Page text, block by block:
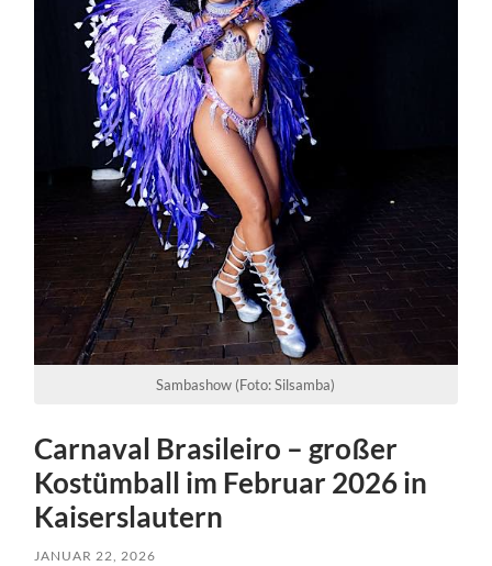
Sambashow (Foto: Silsamba)
Carnaval Brasileiro – großer
Kostümball im Februar 2026 in
Kaiserslautern
JANUAR 22, 2026